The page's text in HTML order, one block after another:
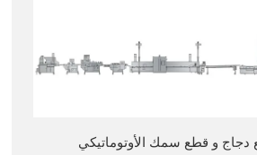
دجاج و قطع سمك الأوتوماتيكي